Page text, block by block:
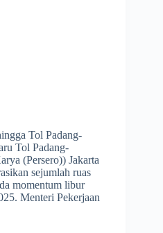
Tol Padang-
Tol Padang-
(Persero)) Jakarta
sejumlah ruas
momentum libur
Menteri Pekerjaan